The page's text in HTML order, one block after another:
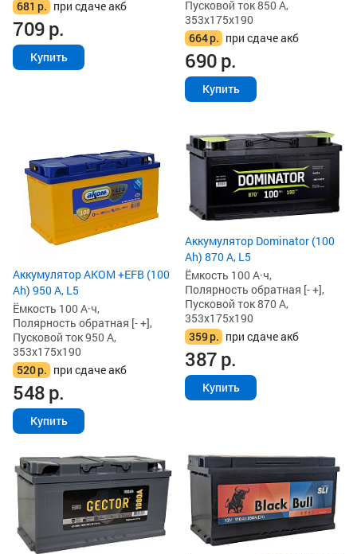
681 р. при сдаче акб
709р.
Купить
Пусковой ток 850 А,
353x175x190
664р. при сдаче акб
690р.
Купить
Аккумулятор AKOM +EFB (100
Ah) 950 А, L5
Ёмкость 100 А·ч,
Полярность обратная [- +],
Пусковой ток 950 А,
353x175x190
520р. при сдаче акб
548р.
Купить
Аккумулятор Dominator (100
Ah) 870 А, L5
Ёмкость 100 А·ч,
Полярность обратная [- +],
Пусковой ток 870 А,
353x175x190
359р. при сдаче акб
387р.
Купить